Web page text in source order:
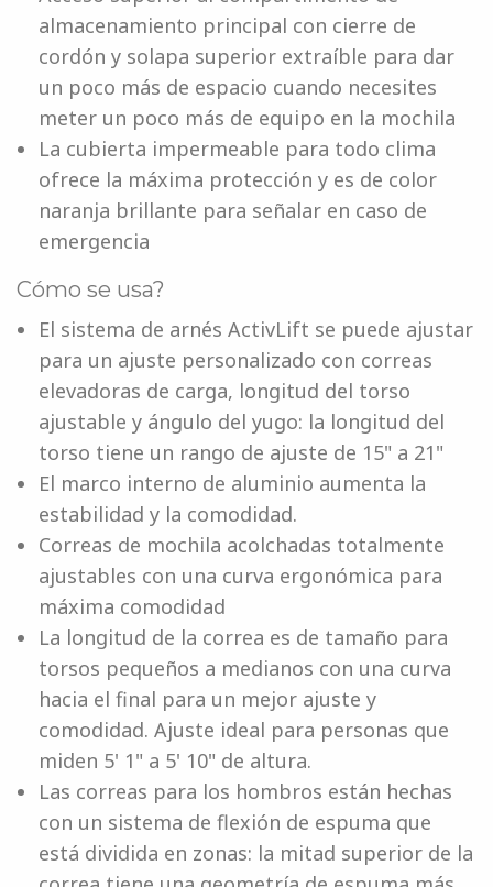
almacenamiento principal con cierre de
cordón y solapa superior extraíble para dar
un poco más de espacio cuando necesites
meter un poco más de equipo en la mochila
La cubierta impermeable para todo clima
ofrece la máxima protección y es de color
naranja brillante para señalar en caso de
emergencia
Cómo se usa?
El sistema de arnés ActivLift se puede ajustar
para un ajuste personalizado con correas
elevadoras de carga, longitud del torso
ajustable y ángulo del yugo: la longitud del
torso tiene un rango de ajuste de 15" a 21"
El marco interno de aluminio aumenta la
estabilidad y la comodidad.
Correas de mochila acolchadas totalmente
ajustables con una curva ergonómica para
máxima comodidad
La longitud de la correa es de tamaño para
torsos pequeños a medianos con una curva
hacia el final para un mejor ajuste y
comodidad. Ajuste ideal para personas que
miden 5' 1" a 5' 10" de altura.
Las correas para los hombros están hechas
con un sistema de flexión de espuma que
está dividida en zonas: la mitad superior de la